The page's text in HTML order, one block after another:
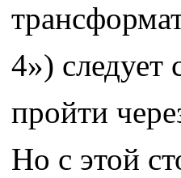
4») следует
пройти
Но с этой